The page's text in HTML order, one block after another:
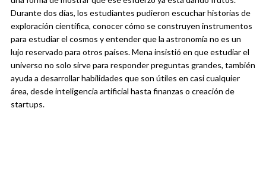
Durante dos días, los estudiantes pudieron escuchar historias de
exploración científica, conocer cómo se construyen instrumentos
para estudiar el cosmos y entender que la astronomía no es un
lujo reservado para otros países. Mena insistió en que estudiar el
universo no solo sirve para responder preguntas grandes, también
ayuda a desarrollar habilidades que son útiles en casi cualquier
área, desde inteligencia artificial hasta finanzas o creación de
startups.